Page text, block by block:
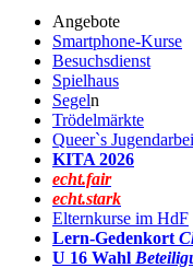
Angebote
Smartphone-Kurse
Besuchsdienst
Spielhaus
Segeln
Trödelmärkte
Queer`s
KITA 2026
echt.fair
echt.stark
Elternkurse im HdF
Lern-Gedenkort
U 16 Wahl